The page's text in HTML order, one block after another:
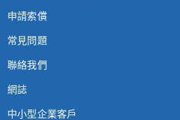
申請索償
常見問題
聯絡我們
網誌
中小型企業客戶